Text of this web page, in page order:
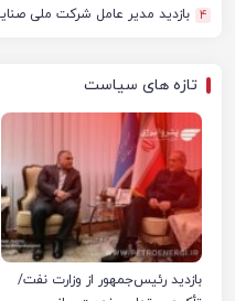
4 بازدید مدیر عامل شرکت ملی
تازه های سیاست
بازدید رئیس‌جمهور از وزارت نفت/